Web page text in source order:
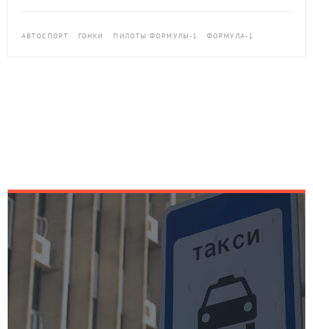
АВТОСПОРТ ГОНКИ ПИЛОТЫ ФОРМУЛЫ-1 ФОРМУЛА-1